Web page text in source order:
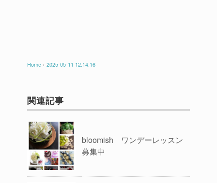
Home › 2025-05-11 12.14.16
関連記事
bloomish ワンデーレッスン
募集中